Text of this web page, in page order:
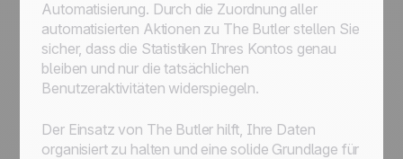
Automatisierung. Durch die Zuordnung aller
automatisierten Aktionen zu The Butler stellen Sie
sicher, dass die Statistiken Ihres Kontos genau
bleiben und nur die tatsächlichen
Benutzeraktivitäten widerspiegeln.
Der Einsatz von The Butler hilft, Ihre Daten
organisiert zu halten und eine solide Grundlage für